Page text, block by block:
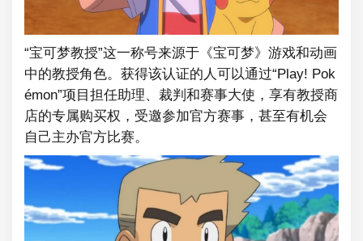
“宝可梦教授”这一称号来源于《宝可梦》游戏和动画
中的教授角色。获得该认证的人可以通过“Play! Pok
émon”项目担任助理、裁判和赛事大使，享有教授商
店的专属购买权，受邀参加官方赛事，甚至有机会
自己主办官方比赛。